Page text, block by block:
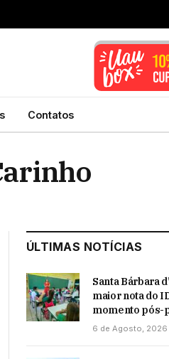
Contatos
ÚLTIMAS NOTÍCIAS
Santa Bárbara
maior nota do
momento pós-
6 de Agosto, 2026